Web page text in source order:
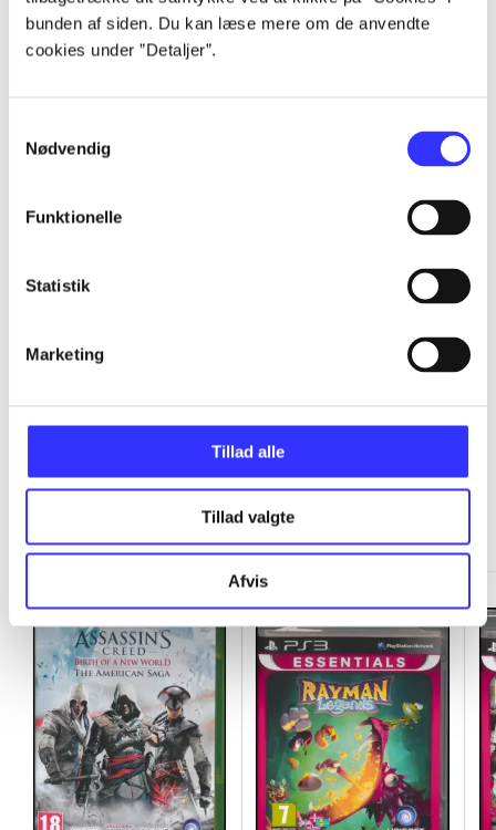
bunden af siden. Du kan læse mere om de anvendte
cookies under ”Detaljer”.
Nødvendig
Funktionelle
Statistik
Marketing
Tillad alle
Tillad valgte
Afvis
...
...
...